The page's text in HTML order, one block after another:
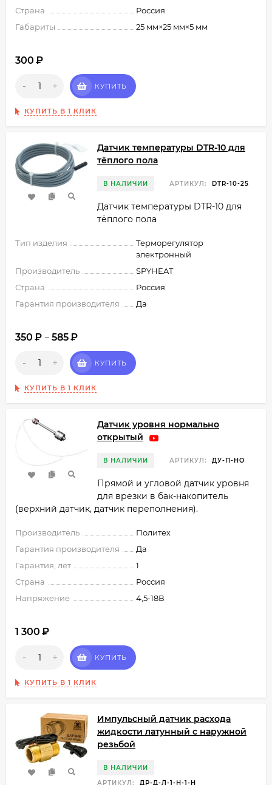
Страна
Россия
Габариты
25 мм×25 мм×5 мм
300 ₽
- + КУПИТЬ
КУПИТЬ В 1 КЛИК
Датчик температуры DTR-10 для
тёплого пола
В НАЛИЧИИ АРТИКУЛ: DTR-10-25
Датчик температуры DTR-10 для
тёплого пола
Тип изделия
Терморегулятор
электронный
Производитель
SPYHEAT
Страна
Россия
Гарантия производителя
Да
350 ₽ – 585₽
- + КУПИТЬ
КУПИТЬ В 1 КЛИК
Датчик уровня нормально
открытый
В НАЛИЧИИ АРТИКУЛ: ДУ-П-НО
Прямой и угловой датчик уровня
для врезки в бак-накопитель
(верхний датчик, датчик переполнения).
Производитель
Политех
Гарантия производителя
Да
Гарантия, лет
1
Страна
Россия
Напряжение
4,5-18В
1 300 ₽
- + КУПИТЬ
КУПИТЬ В 1 КЛИК
Импульсный датчик расхода
жидкости латунный с наружной
резьбой
В НАЛИЧИИ
АРТИКУЛ:
ДР-Д-Л-1-Н-1-Н